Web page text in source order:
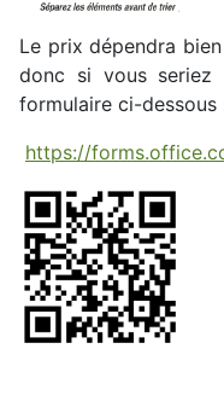
Le prix dépendra
donc si vous seriez
formulaire ci-dessous
https://